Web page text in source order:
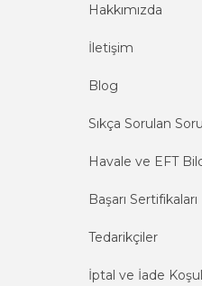
Hakkımızda
İletişim
Blog
Sıkça Sorulan
Havale ve EFT
Başarı Sertifikaları
Tedarikçiler
İptal ve İade